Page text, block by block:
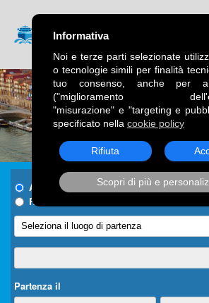
Informativa
Noi e terze parti selezionate
o tecnologie simili per finalità
tuo consenso, anche per
("miglioramento
"misurazione" e "targeting e
specificato nella cookie policy
Rifiuta
Scopri di più e